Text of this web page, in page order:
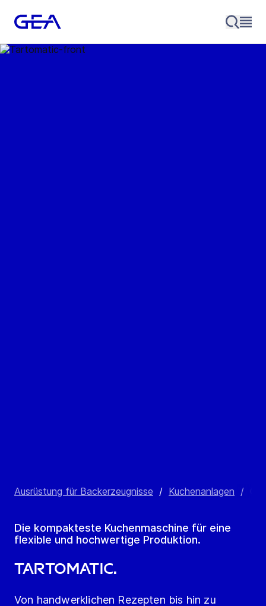
Ausrüstung für Backerzeugnisse / Kuchenanlagen /
Die kompakteste Kuchenmaschine für eine
flexible und hochwertige Produktion.
Tartomatic.
Von handwerklichen Rezepten bis hin zu